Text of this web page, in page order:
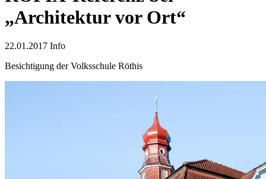
„Architektur vor Ort“
22.01.2017 Info
Besichtigung der Volksschule Röthis